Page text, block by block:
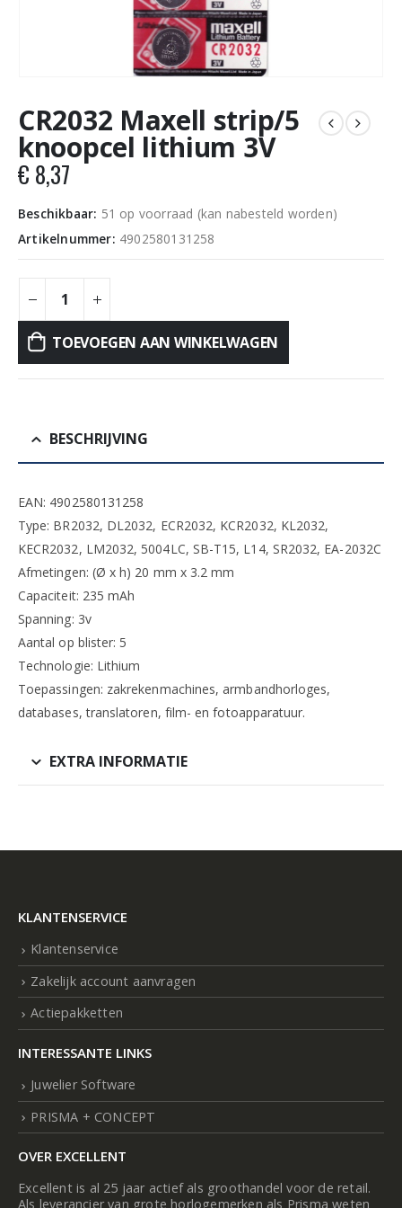
CR2032 Maxell strip/5
knoopcel lithium 3V
€ 8,37
Beschikbaar: 51 op voorraad (kan nabesteld worden)
Artikelnummer: 4902580131258
TOEVOEGEN AAN WINKELWAGEN
BESCHRIJVING
EAN: 4902580131258
Type: BR2032, DL2032, ECR2032, KCR2032, KL2032,
KECR2032, LM2032, 5004LC, SB-T15, L14, SR2032, EA-2032C
Afmetingen: (Ø x h) 20 mm x 3.2 mm
Capaciteit: 235 mAh
Spanning: 3v
Aantal op blister: 5
Technologie: Lithium
Toepassingen: zakrekenmachines, armbandhorloges,
databases, translatoren, film- en fotoapparatuur.
EXTRA INFORMATIE
KLANTENSERVICE
Klantenservice
Zakelijk account aanvragen
Actiepakketten
INTERESSANTE LINKS
Juwelier Software
PRISMA + CONCEPT
OVER EXCELLENT
Excellent is al 25 jaar actief als groothandel voor de retail.
Als leverancier van grote horlogemerken als Prisma weten